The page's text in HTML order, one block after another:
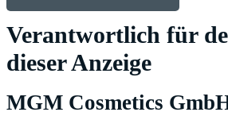
Verantwortlich für
dieser Anzeige
MGM Cosmetics